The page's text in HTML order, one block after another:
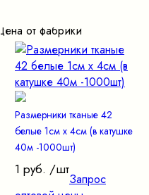
Цена от фабрики
Размерники тканые 42
белые 1см х 4см (в катушке
40м -1000шт)
1 руб. /шт
Запрос